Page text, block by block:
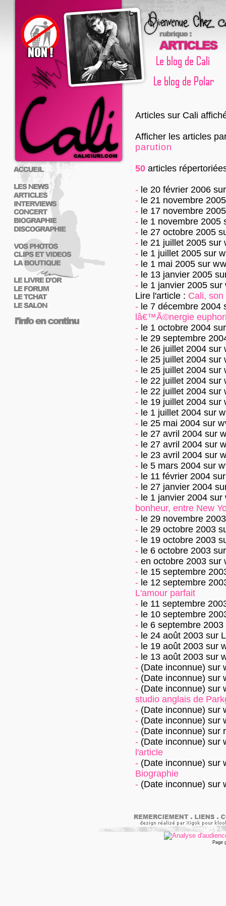
Articles sur Cali
Afficher les articles
parution
50 articles
- le 20 février 2006
- le 21 novembre 2005
- le 17 novembre 2005
- le 1 novembre 2005
- le 27 octobre 2005
- le 21 juillet 2005 sur
- le 1 juillet 2005 sur
- le 1 mai 2005 sur
- le 13 janvier 2005
- le 1 janvier 2005 sur
Lire l'article : Cali,
- le 7 décembre 2004
lâ€™Ã©nergie
- le 1 octobre 2004
- le 29 septembre
- le 26 juillet 2004 sur
- le 25 juillet 2004 sur
- le 25 juillet 2004 sur
- le 22 juillet 2004 sur
- le 22 juillet 2004 sur
- le 19 juillet 2004 sur
- le 1 juillet 2004 sur
- le 25 mai 2004 sur
- le 27 avril 2004 sur
- le 27 avril 2004 sur
- le 23 avril 2004 sur
- le 5 mars 2004 sur
- le 11 février 2004
- le 27 janvier 2004
- le 1 janvier 2004 sur
bonheur, entre New
- le 29 novembre 2003
- le 29 octobre 2003
- le 19 octobre 2003
- le 6 octobre 2003
- en octobre 2003 sur
- le 15 septembre
- le 12 septembre
L'amour parfait
- le 11 septembre
- le 10 septembre
- le 6 septembre 2003
- le 24 août 2003 sur
- le 19 août 2003 sur
- le 13 août 2003 sur
- (Date inconnue) sur
- (Date inconnue) sur
- (Date inconnue) sur
studio anglais de
- (Date inconnue) sur
- (Date inconnue) sur
- (Date inconnue) sur
- (Date inconnue) sur
l'article
- (Date inconnue) sur
Biographie
- (Date inconnue) sur
Page